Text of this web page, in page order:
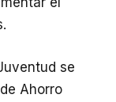
se
Ahorro